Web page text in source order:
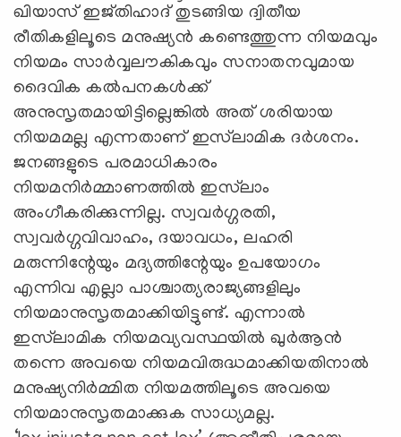
ഖിയാസ് ഇജ്തിഹാദ് തുടങ്ങിയ ദ്വിതീയ
രീതികളിലൂടെ മനുഷ്യന്‍ കണ്ടെത്തുന്ന നിയമവും
നിയമം സാര്‍വ്വലൗകികവും സനാതനവുമായ
ദൈവിക കല്‍പനകള്‍ക്ക്
അനുസൃതമായിട്ടില്ലെങ്കില്‍ അത് ശരിയായ
നിയമമല്ല എന്നതാണ് ഇസ്‌ലാമിക ദര്‍ശനം.
ജനങ്ങളുടെ പരമാധികാരം
നിയമനിര്‍മ്മാണത്തില്‍ ഇസ്‌ലാം
അംഗീകരിക്കുന്നില്ല. സ്വവര്‍ഗ്ഗരതി,
സ്വവര്‍ഗ്ഗവിവാഹം, ദയാവധം, ലഹരി
മരുന്നിന്റേയും മദ്യത്തിന്റേയും ഉപയോഗം
എന്നിവ എല്ലാ പാശ്ചാത്യരാജ്യങ്ങളിലും
നിയമാനുസൃതമാക്കിയിട്ടുണ്ട്. എന്നാല്‍
ഇസ്‌ലാമിക നിയമവ്യവസ്ഥയില്‍ ഖുര്‍ആന്‍
തന്നെ അവയെ നിയമവിരുദ്ധമാക്കിയതിനാല്‍
മനുഷ്യനിര്‍മ്മിത നിയമത്തിലൂടെ അവയെ
നിയമാനുസൃതമാക്കുക സാധ്യമല്ല.